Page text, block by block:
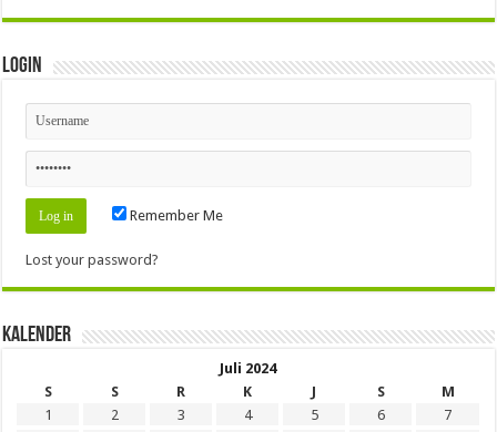
Login
Remember Me
Lost your password?
Kalender
Juli 2024
S
S R K J S
M
1
2 3 4 5 6
7